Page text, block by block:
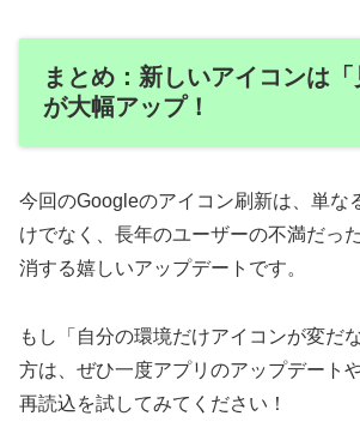
まとめ：新しいアイコンは「
が大幅アップ！
今回のGoogleのアイコン刷新は、単な
けでなく、長年のユーザーの不満だっ
消する嬉しいアップデートです。
もし「自分の環境だけアイコンが変だ
方は、ぜひ一度アプリのアップデート
再読込を試してみてください！